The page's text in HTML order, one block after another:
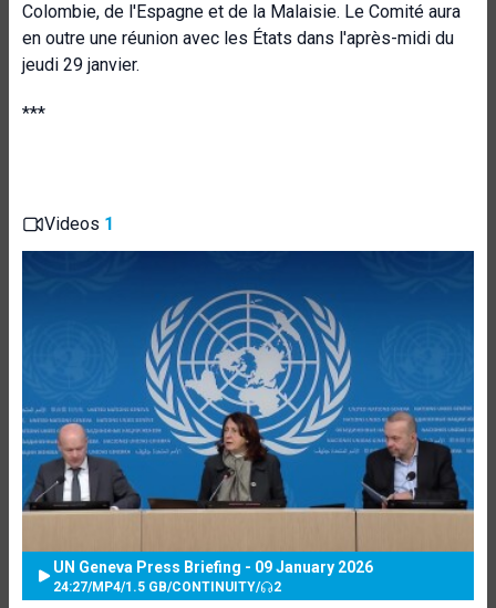
Colombie, de l'Espagne et de la Malaisie. Le Comité aura
en outre une réunion avec les États dans l'après-midi du
jeudi 29 janvier.
***
Videos 1
UN Geneva Press Briefing - 09 January 2026
24:27/MP4/1.5 GB/CONTINUITY/ 2